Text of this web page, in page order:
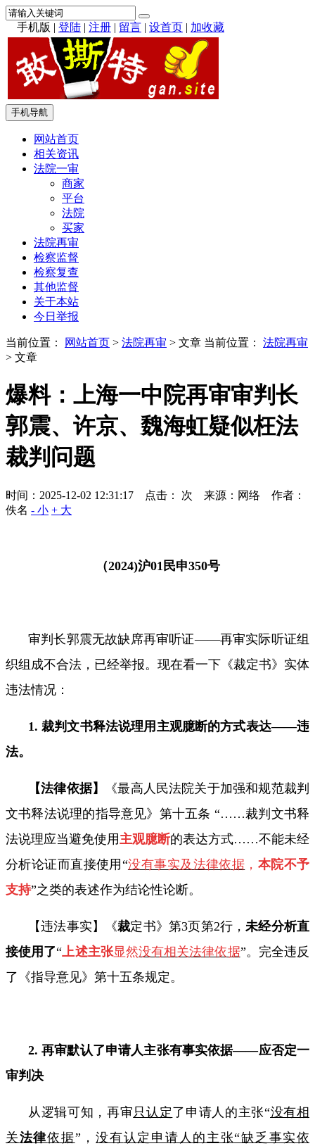
手机版 | 登陆 | 注册 | 留言 | 设首页 | 加收藏
手机导航
网站首页
相关资讯
法院一审
商家
平台
法院
买家
法院再审
检察监督
检察复查
其他监督
关于本站
今日举报
当前位置： 网站首页 > 法院再审 > 文章 当前位置： 法院再审
> 文章
爆料：上海一中院再审审判长
郭震、许京、魏海虹疑似枉法
裁判问题
时间：2025-12-02 12:31:17 点击： 次 来源：网络 作者：
佚名 - 小 + 大
（2024)沪01 民申350号
审判长郭震无故缺席再审听证——再审实际听证组
织组成不合法，已经举报。现在看一下《裁定书》实体
违法情况：
1.裁判文书释法说理用主观臆断的方式表达——违
法。
【法律依据】
《最高人民法院关于加强和规范裁判
文书释法说理的指导意见》第十五条 “……裁判文书释
法说理应当避免使用 主观臆断的表达方式……不能未经
分析论证而直接使用 “没有事实及法律依据 ， 本院不予
支持”之类的表述作为结论性论断。
【违法事实】《裁定书》第3页第2行， 未经分析直
接使用了“ 上述主张显然没有相关法律依据”。完全违反
了《指导意见》第十五条规定。
2.再审默认了申请人主张有事实依据——应否定一
审判决
从逻辑可知，再审 只认定了申请人的主张“没有相
关法律依据”，没有认定申请人的主张“缺乏事实依